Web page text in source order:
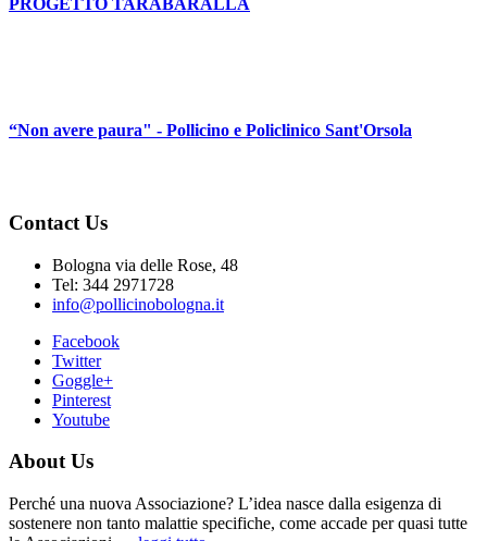
PROGETTO TARABARALLA
“Non avere paura" - Pollicino e Policlinico Sant'Orsola
Contact Us
Bologna via delle Rose, 48
Tel: 344 2971728
info@pollicinobologna.it
Facebook
Twitter
Goggle+
Pinterest
Youtube
About Us
Perché una nuova Associazione? L’idea nasce dalla esigenza di
sostenere non tanto malattie specifiche, come accade per quasi tutte